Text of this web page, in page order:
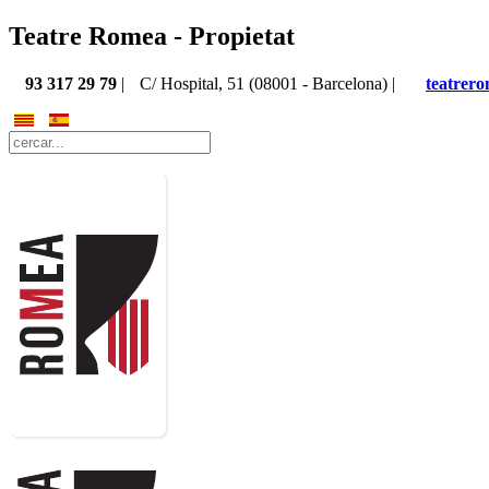
Teatre Romea - Propietat
93 317 29 79 | C/ Hospital, 51 (08001 - Barcelona) |